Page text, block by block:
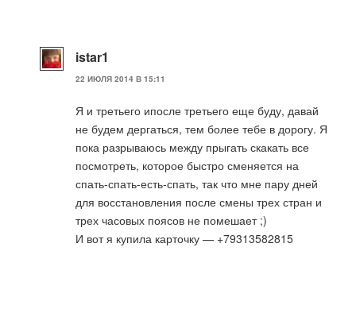
istar1
22 ИЮЛЯ 2014 В 15:11
Я и третьего ипосле третьего еще буду, давай
не будем дергаться, тем более тебе в дорогу. Я
пока разрываюсь между прыгать скакать все
посмотреть, которое быстро сменяется на
спать-спать-есть-спать, так что мне пару дней
для восстановления после смены трех стран и
трех часовых поясов не помешает ;)
И вот я купила карточку — +79313582815